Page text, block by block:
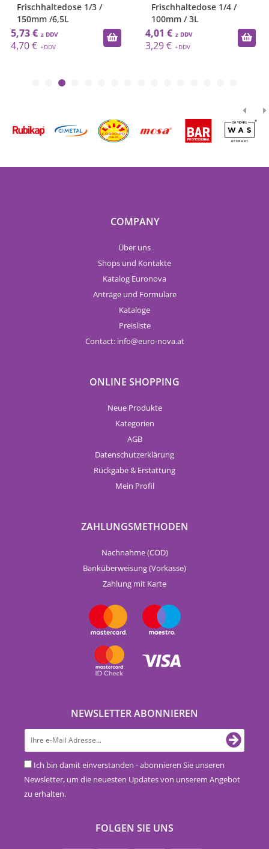
Frischhaltedose 1/3 /
150mm /6,5L
5,73 €
4,70 €
Frischhaltedose 1/4 /
100mm / 3L
4,01 €
3,29 €
COMPANY
Über uns
Shops und Kontakte
Katalog Euronova
Anträge und Formulare
Kataloge
Preisliste
Contact: info euro-nova.at
ONLINE SHOPPING
Neue Produkte
Kategorien
AGB
Datenschutzerklärung
Rückgabe & Erstattung
Mein Profil
ZAHLUNGSMETHODEN
Nachnahme (COD)
Banküberweisung (Vorkasse)
Zahlung mit Karte
NEWSLETTER ABONNIEREN
Ich bin damit einverstanden - abonnieren Sie unseren
Newsletter, um die neuesten Updates von unserem Angebot
zu erhalten.
FOLGEN SIE UNS